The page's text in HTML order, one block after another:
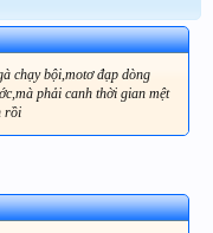
chạy bội,motơ đạp dòng
phải canh thời gian mệt
rồi